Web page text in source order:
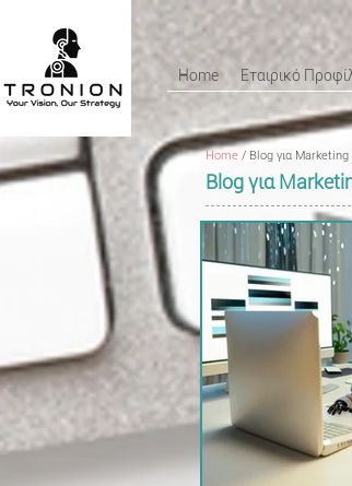
Home Εταιρικό
Home / Blog για Marketing
Blog για